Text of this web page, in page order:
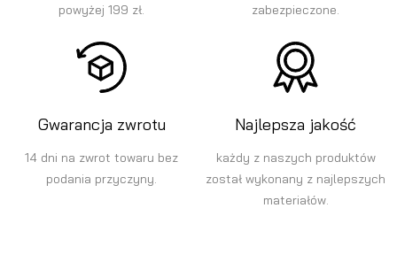
powyżej 199 zł.
zabezpieczone.
Gwarancja zwrotu
14 dni na zwrot towaru bez
podania przyczyny.
Najlepsza jakość
każdy z naszych produktów
został wykonany z najlepszych
materiałów.